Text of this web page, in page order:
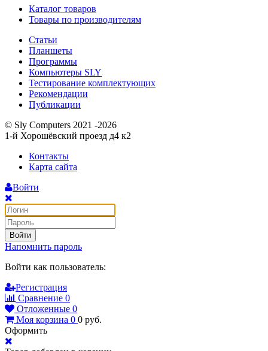
Каталог товаров
Товары по производителям
Статьи
Планшеты
Программы
Компьютеры SLY
Тестирование комплектующих
Рекомендации
Публикации
© Sly Computers 2021 -2026
1-й Хорошёвский проезд д4 к2
Контакты
Карта сайта
Войти
Войти
Напомнить пароль
Войти как пользователь:
Регистрация
Сравнение 0
Отложенные 0
Моя корзина 0 0 руб.
Оформить